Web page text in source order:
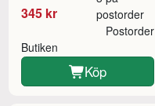
345 kr
postorder
Butiken
Postorder
Köp